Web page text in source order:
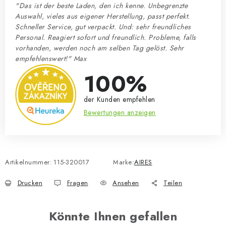
"Das ist der beste Laden, den ich kenne. Unbegrenzte
Auswahl, vieles aus eigener Herstellung, passt perfekt.
Schneller Service, gut verpackt. Und: sehr freundliches
Personal. Reagiert sofort und freundlich. Probleme, falls
vorhanden, werden noch am selben Tag gelöst. Sehr
empfehlenswert!" Max
100%
der Kunden empfehlen
Bewertungen anzeigen
Artikelnummer: 115-320017 Marke:AIRES
Drucken Fragen Ansehen Teilen
Könnte Ihnen gefallen